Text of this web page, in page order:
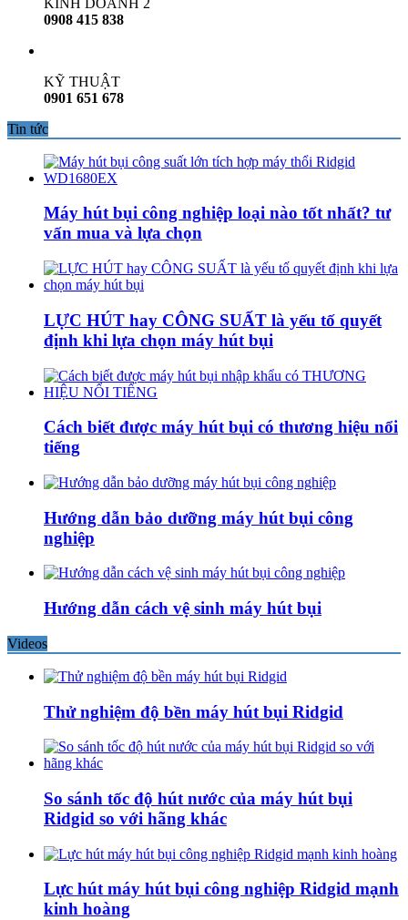
0908 415 838
KỸ THUẬT
0901 651 678
Tin tức
Máy hút bụi công nghiệp loại nào tốt nhất? tư
vấn mua và lựa chọn
LỰC HÚT hay CÔNG SUẤT là yếu tố quyết
định khi lựa chọn máy hút bụi
Cách biết được máy hút bụi có thương hiệu nổi
tiếng
Hướng dẫn bảo dưỡng máy hút bụi công
nghiệp
Hướng dẫn cách vệ sinh máy hút bụi
Videos
Thử nghiệm độ bền máy hút bụi Ridgid
So sánh tốc độ hút nước của máy hút bụi
Ridgid so với hãng khác
Lực hút máy hút bụi công nghiệp Ridgid mạnh
kinh hoàng